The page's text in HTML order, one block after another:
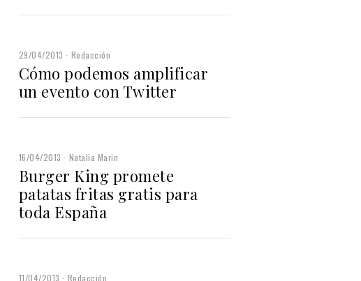
29/04/2013 Redacción
Cómo podemos amplificar
un evento con Twitter
16/04/2013 Natalia Marin
Burger King promete
patatas fritas gratis para
toda España
11/04/2013 Redacción